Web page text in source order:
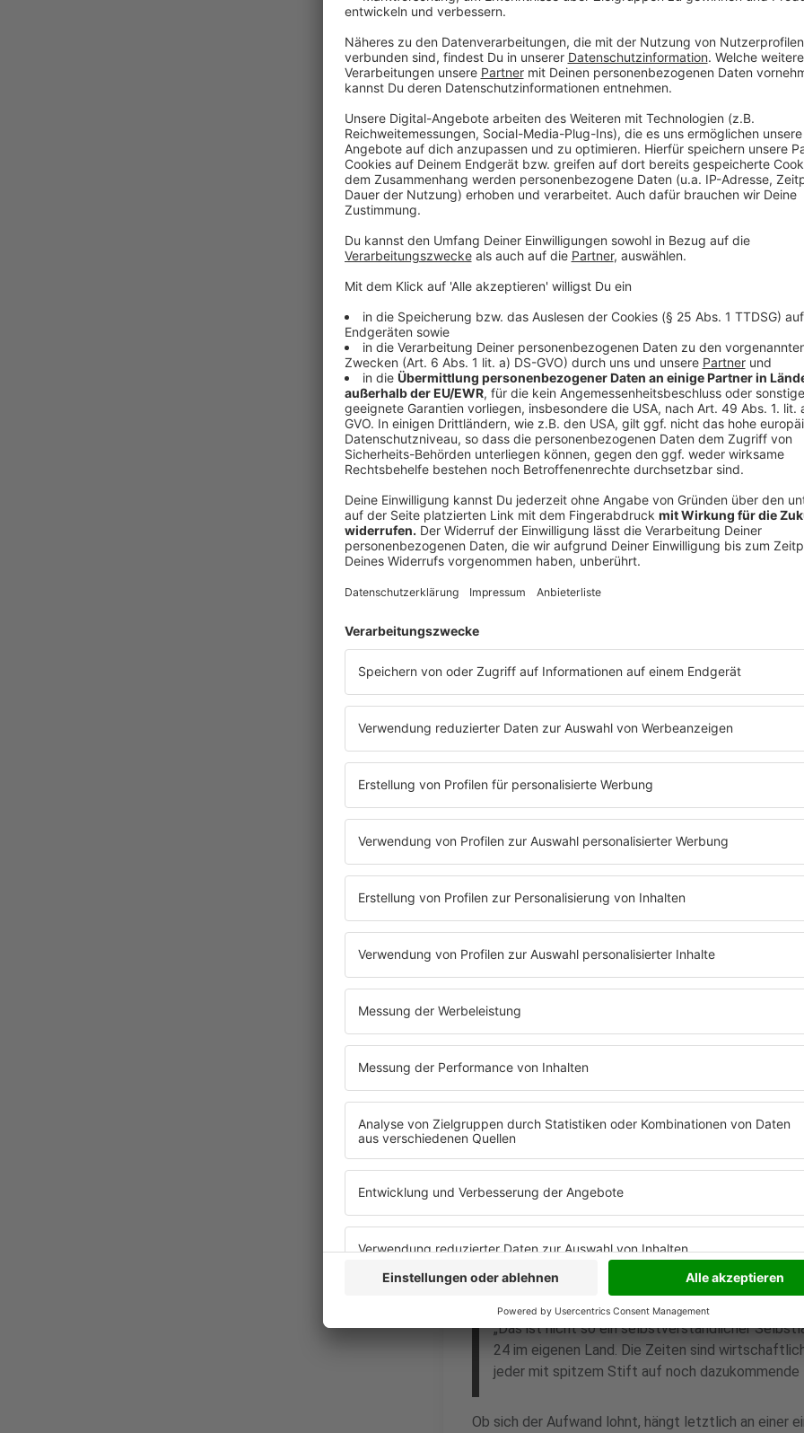
Anzeige
Wenn Deutschland am 14. Juni um 19 Uhr gegen
Kneipen in NRW voll sein. Doch viele WM-Spiele
drei oder vier Uhr morgens. Für die Gastronomie
Thorsten Hellwig vom DEHOGA NRW sagt es klar:
„Spiele, die mitten in der Nacht beginnen - und
tatsächlich drei Uhr, vier Uhr - die werden für
Das Fenster, das für Wirte wirklich zählt, liegt
wirtschaftlich kaum darstellbar.
Anzeige
Kein Vergleich zur Heim-EM
Anzeige
Wer auf eine Neuauflage des Sommermärchens
Europameisterschaft im eigenen Land war ein
Europa, volle Lokale von morgens bis mitternachts.
Veranstaltung. Hellwig zieht die Grenze deutlich:
„Die Europameisterschaft (...) im eigenen Land -
Die Zeitverschiebung zu Nordamerika verändert
gesamte Erlebnis für Gäste und Gastronomen
Leicht unterschiedliche Regeln in den
Anzeige
Bund und Land haben den rechtlichen Rahmen
beginnen, dürfen auf genehmigten Außenflächen
Verlängerung oder Elfmeterschießen gehen. Doch
Kommunen. Das Ergebnis: Von Stadt zu Stadt
beschreibt die Lage so:
„Der Rahmen ist gesetzt durch Bund und Land.
Kommunen. Und das wird sehr unterschiedlich
Spitzer Stift statt Euphorie
Anzeige
Am Ende ist es eine Frage der Wirtschaftlichkeit.
Personalkosten für Spätschichten, Investitionen in
sich rechnen. Hellwig bringt die Stimmung in der
„Das ist nicht so ein selbstverständlicher
24 im eigenen Land. Die Zeiten sind
jeder mit spitzem Stift auf noch dazukommende
Ob sich der Aufwand lohnt, hängt letztlich an einer